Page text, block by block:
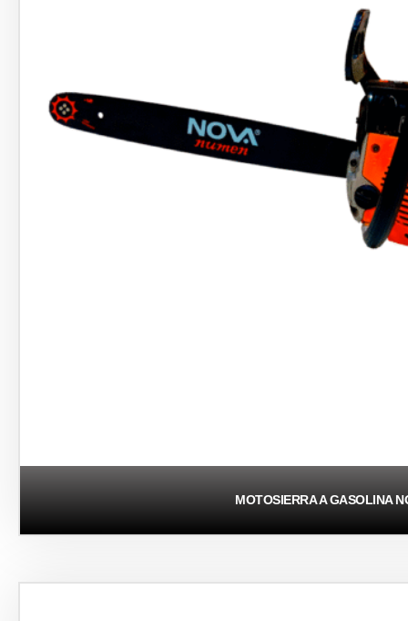
MOTOSIERRA A GASOLINA